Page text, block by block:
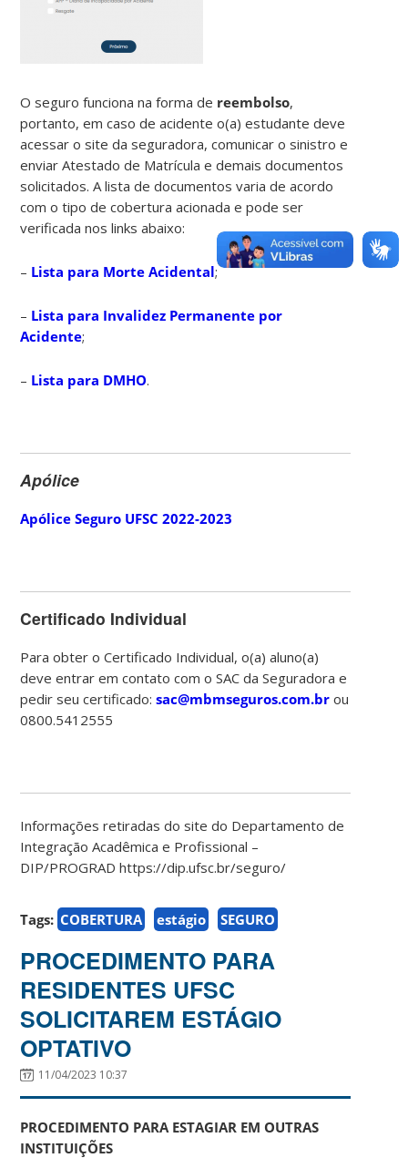
O seguro funciona na forma de reembolso,
portanto, em caso de acidente o(a) estudante deve
acessar o site da seguradora, comunicar o sinistro e
enviar Atestado de Matrícula e demais documentos
solicitados. A lista de documentos varia de acordo
com o tipo de cobertura acionada e pode ser
verificada nos links abaixo:
– Lista para Morte Acidental;
– Lista para Invalidez Permanente por
Acidente;
– Lista para DMHO.
Apólice
Apólice Seguro UFSC 2022-2023
Certificado Individual
Para obter o Certificado Individual, o(a) aluno(a)
deve entrar em contato com o SAC da Seguradora e
pedir seu certificado:sac@mbmseguros.com.br ou
0800.5412555
Informações retiradas do site do Departamento de
Integração Acadêmica e Profissional –
DIP/PROGRAD https://dip.ufsc.br/seguro/
Tags: COBERTURA estágio SEGURO
PROCEDIMENTO PARA
RESIDENTES UFSC
SOLICITAREM ESTÁGIO
OPTATIVO
11/04/2023 10:37
PROCEDIMENTO PARA ESTAGIAR EM OUTRAS
INSTITUIÇÕES